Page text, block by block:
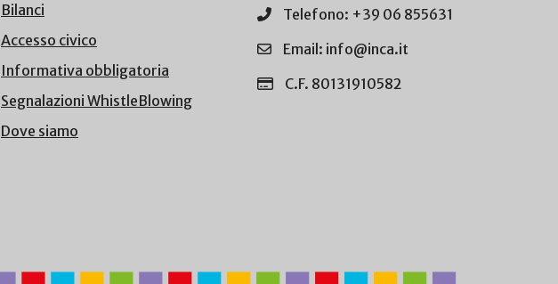
Bilanci
Accesso civico
Informativa obbligatoria
Segnalazioni WhistleBlowing
Dove siamo
Telefono: +39 06 855631
Email: info@inca.it
C.F. 80131910582